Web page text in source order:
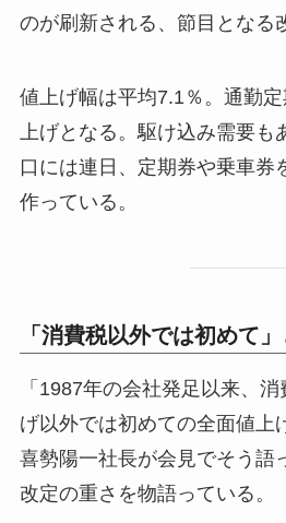
のが刷新される、節目となる
値上げ幅は平均7.1％。通勤
上げとなる。駆け込み需要
口には連日、定期券や乗車券
作っている。
「消費税以外では初めて
「1987年の会社発足以来、
げ以外では初めての全面値
喜勢陽一社長が会見でそう語
改定の重さを物語っている。